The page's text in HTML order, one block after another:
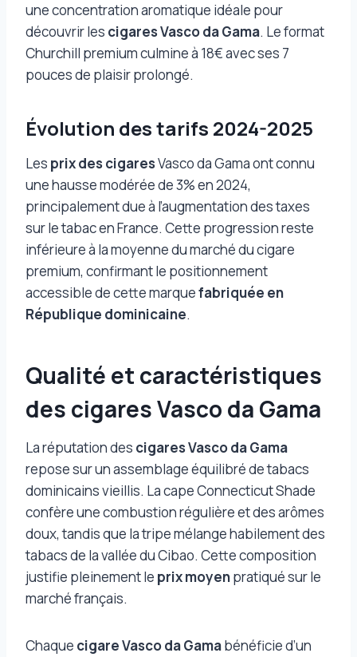
une concentration aromatique idéale pour
découvrir les cigares Vasco da Gama. Le format
Churchill premium culmine à 18€ avec ses 7
pouces de plaisir prolongé.
Évolution des tarifs 2024-2025
Les prix des cigaresVasco da Gama ont connu
une hausse modérée de 3% en 2024,
principalement due à l’augmentation des taxes
sur le tabac en France. Cette progression reste
inférieure à la moyenne du marché du cigare
premium, confirmant le positionnement
accessible de cette marquefabriquée en
République dominicaine.
Qualité et caractéristiques
des cigares Vasco da Gama
La réputation des cigares Vasco da Gama
repose sur un assemblage équilibré de tabacs
dominicains vieillis. La cape Connecticut Shade
confère une combustion régulière et des arômes
doux, tandis que la tripe mélange habilement des
tabacs de la vallée du Cibao. Cette composition
justifie pleinement le prix moyenpratiqué sur le
marché français.
Chaque cigare Vasco da Gamabénéficie d’un